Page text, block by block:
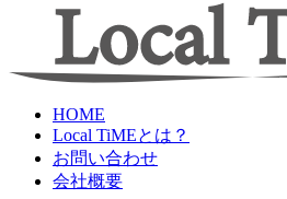
HOME
Local TiMEとは？
お問い合わせ
会社概要